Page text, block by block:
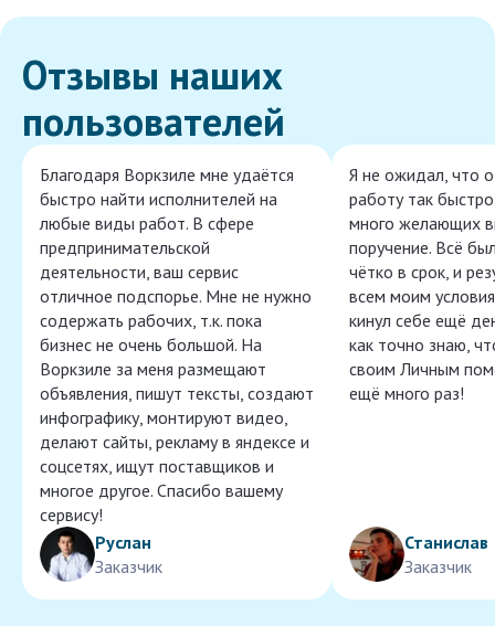
Отзывы наших
пользователей
Благодаря Воркзиле мне удаётся
быстро найти исполнителей на
любые виды работ. В сфере
предпринимательской
деятельности, ваш сервис
отличное подспорье. Мне не нужно
содержать рабочих, т.к. пока
бизнес не очень большой. На
Воркзиле за меня размещают
объявления, пишут тексты, создают
инфографику, монтируют видео,
делают сайты, рекламу в яндексе и
соцсетях, ищут поставщиков и
многое другое. Спасибо вашему
сервису!
Руслан
Заказчик
Я не ожидал, что
работу так
много желающих
поручение. Всё
чётко в срок, и
всем моим
кинул себе ещё
как точно знаю,
своим Личным
ещё много раз!
Станислав
Заказчик